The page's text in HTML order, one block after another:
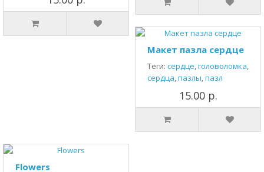
Макет пазла сердце
Теги: сердце,головоломка,
сердца,пазлы,пазл
15.00 р.
Flowers